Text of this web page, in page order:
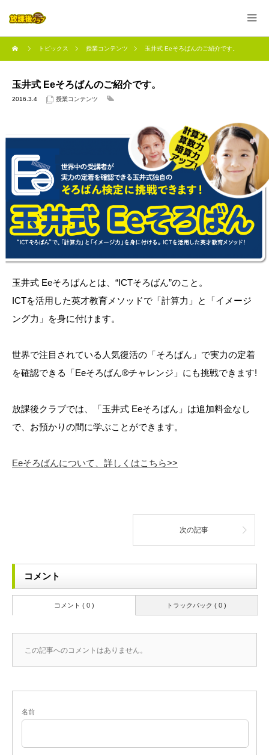
トピックス 授業コンテンツ 玉井式 Eeそろばんのご紹介です。
玉井式 Eeそろばんのご紹介です。
2016.3.4 授業コンテンツ
玉井式 Eeそろばんとは、“ICTそろばん”のこと。
ICTを活用した英才教育メソッドで「計算力」と「イメージ
ング力」を身に付けます。
世界で注目されている人気復活の「そろばん」で実力の定着
を確認できる「Eeそろばん®チャレンジ」にも挑戦できます!
放課後クラブでは、「玉井式 Eeそろばん」は追加料金なし
で、お預かりの間に学ぶことができます。
Eeそろばんについて、詳しくはこちら>>
次の記事
コメント
トラックバック ( 0 )
コメント ( 0 )
この記事へのコメントはありません。
名前